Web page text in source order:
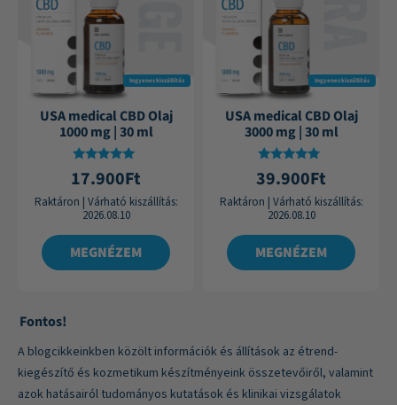
Ingyenes kiszállítás
USA medical CBD Olaj
1000 mg | 30 ml
Értékelés:
4.87
/ 5
17.900Ft
Raktáron | Várható kiszállítás:
2026.08.10
MEGNÉZEM
Ingyenes kiszállítás
USA medical CBD Olaj
3000 mg | 30 ml
Értékelés:
4.88
/ 5
39.900Ft
Raktáron | Várható kiszállítás:
2026.08.10
MEGNÉZEM
Fontos!
A blogcikkeinkben közölt információk és állítások az étrend-
kiegészítő és kozmetikum készítményeink összetevőiről, valamint
azok hatásairól tudományos kutatások és klinikai vizsgálatok